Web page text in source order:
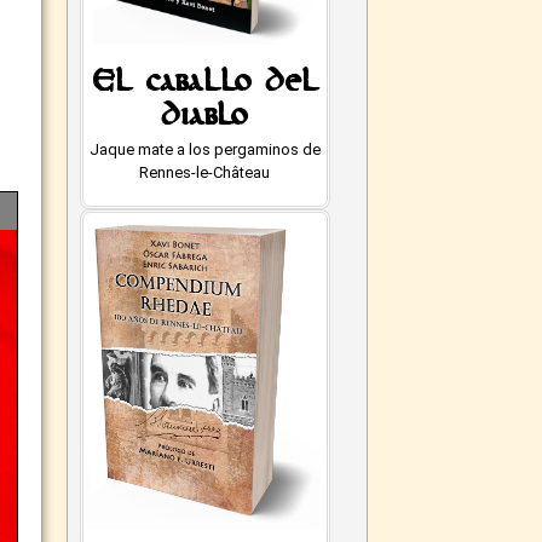
El caballo del
diablo
Jaque mate a los pergaminos de
Rennes-le-Château